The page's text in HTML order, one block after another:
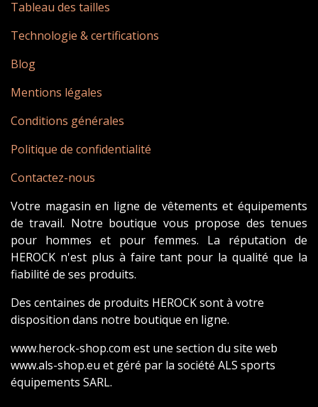
Tableau des tailles
Technologie & certifications
Blog
Mentions légales
Conditions générales
Politique de confidentialité
Contactez-nous
Votre magasin en ligne de vêtements et équipements
de travail. Notre boutique vous propose des tenues
pour hommes et pour femmes. La réputation de
HEROCK n'est plus à faire tant pour la qualité que la
fiabilité de ses produits.
Des centaines de produits HEROCK sont à votre
disposition dans notre boutique en ligne.
www.herock-shop.com est une section du site web
www.als-shop.eu et géré par la société ALS sports
équipements SARL.